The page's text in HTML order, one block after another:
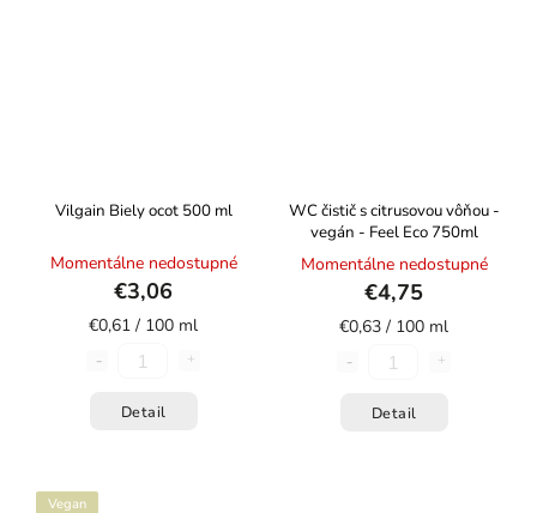
Vilgain Biely ocot ⁠500 ml
Momentálne nedostupné
€3,06
€0,61 / 100 ml
Detail
WC čistič s citrusovou vôňou -
vegán - Feel Eco 750ml
Momentálne nedostupné
€4,75
€0,63 / 100 ml
Detail
Vegan